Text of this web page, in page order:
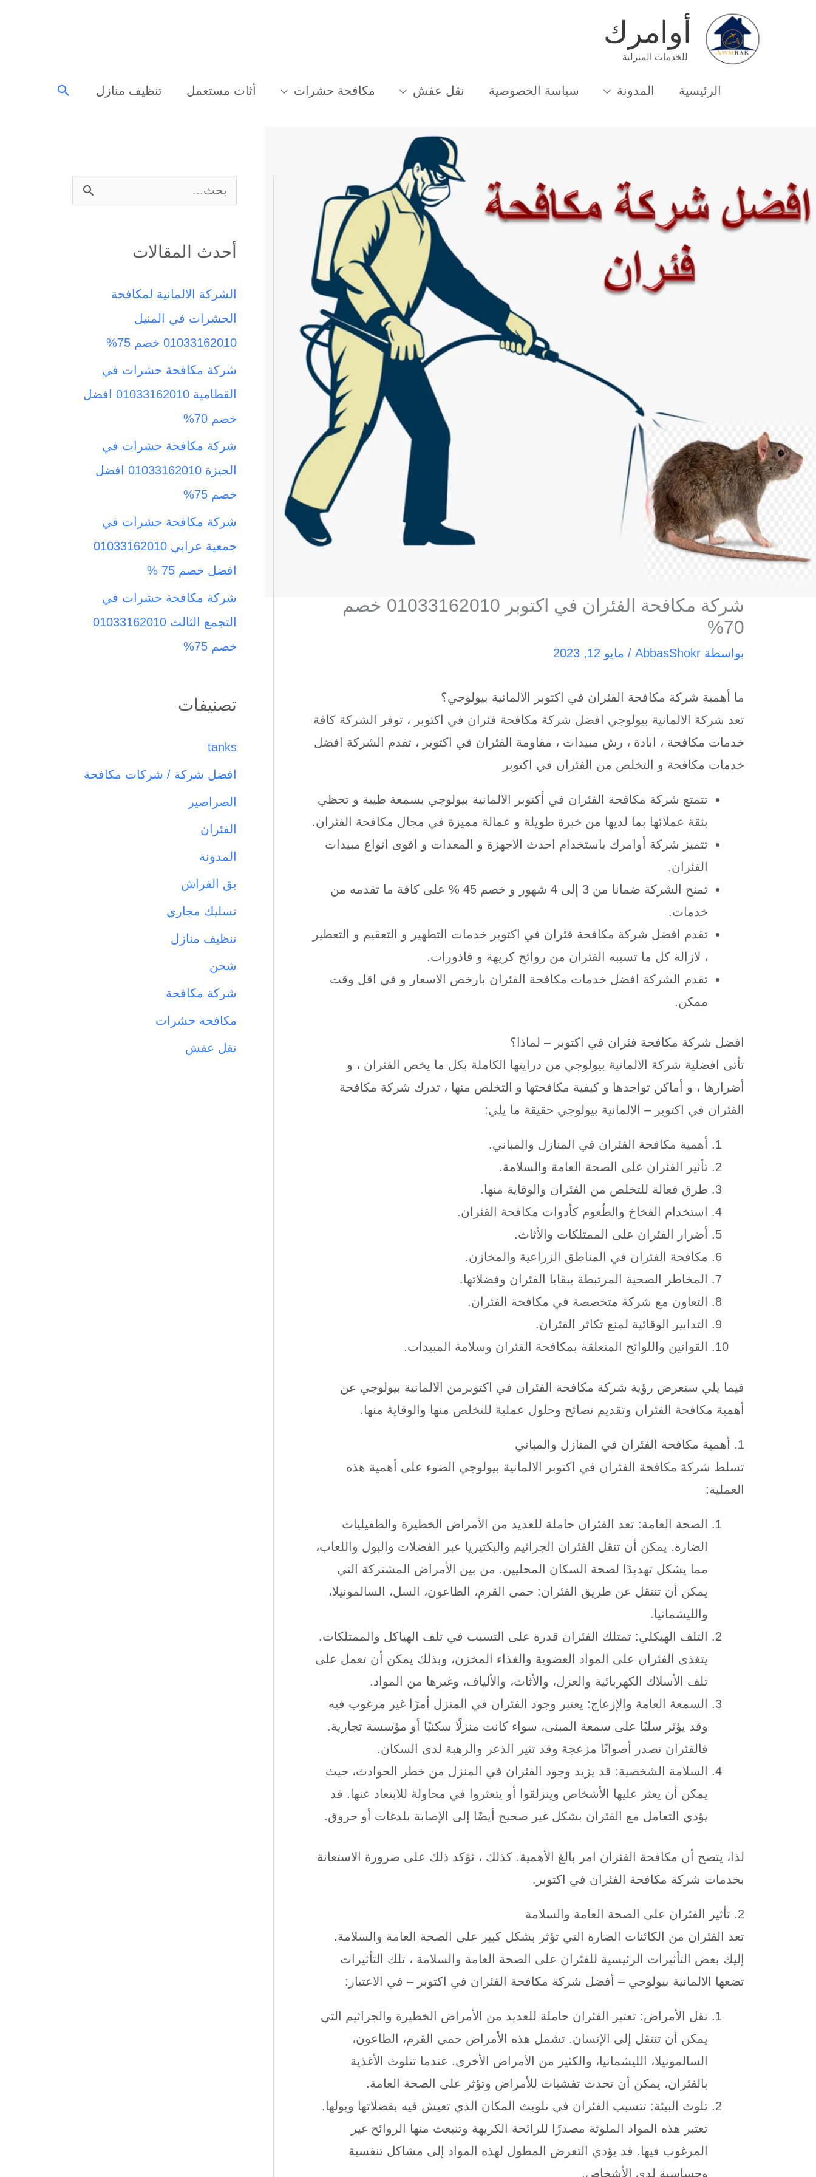
أوامرك
للخدمات المنزلية
الرئيسية المدونة سياسة الخصوصية نقل عفش مكافحة حشرات أثاث مستعمل تنظيف منازل البحث
الرئيسية
شركة مكافحة
شركة مكافحة الفئران في اكتوبر 01033162010 خصم 70%
شركة مكافحة الفئران في اكتوبر 01033162010 خصم
70%
بواسطة AbbasShokr
/ مايو 12, 2023
ما أهمية شركة مكافحة الفئران في اكتوبر الالمانية بيولوجي؟
تعد شركة الالمانية بيولوجي افضل شركة مكافحة فئران في اكتوبر ، توفر الشركة كافة
خدمات مكافحة ، ابادة ، رش مبيدات ، مقاومة الفئران في اكتوبر ، تقدم الشركة افضل
خدمات مكافحة و التخلص من الفئران في اكتوبر
تتمتع شركة مكافحة الفئران في أكتوبر الالمانية بيولوجي بسمعة طيبة و تحظي
بثقة عملائها بما لديها من خبرة طويلة و عمالة مميزة في مجال مكافحة الفئران.
تتميز شركة أوامرك باستخدام احدث الاجهزة و المعدات و اقوى انواع مبيدات
الفئران.
تمنح الشركة ضمانا من 3 إلى 4 شهور و خصم 45 % على كافة ما تقدمه من
خدمات.
تقدم افضل شركة مكافحة فئران في اكتوبر خدمات التطهير و التعقيم و التعطير
، لازالة كل ما تسببه الفئران من روائح كريهة و قاذورات.
تقدم الشركة افضل خدمات مكافحة الفئران بارخص الاسعار و في اقل وقت
ممكن.
افضل شركة مكافحة فئران في اكتوبر – لماذا؟
تأتى افضلية شركة الالمانية بيولوجي من درايتها الكاملة بكل ما يخص الفئران ، و
أضرارها ، و أماكن تواجدها و كيفية مكافحتها و التخلص منها ، تدرك شركة مكافحة
الفئران في اكتوبر – الالمانية بيولوجي حقيقة ما يلي:
أهمية مكافحة الفئران في المنازل والمباني.
تأثير الفئران على الصحة العامة والسلامة.
طرق فعالة للتخلص من الفئران والوقاية منها.
استخدام الفخاخ والطُعوم كأدوات مكافحة الفئران.
أضرار الفئران على الممتلكات والأثاث.
مكافحة الفئران في المناطق الزراعية والمخازن.
المخاطر الصحية المرتبطة ببقايا الفئران وفضلاتها.
التعاون مع شركة متخصصة في مكافحة الفئران.
التدابير الوقائية لمنع تكاثر الفئران.
القوانين واللوائح المتعلقة بمكافحة الفئران وسلامة المبيدات.
فيما يلي سنعرض رؤية شركة مكافحة الفئران في اكتوبرمن الالمانية بيولوجي عن
أهمية مكافحة الفئران وتقديم نصائح وحلول عملية للتخلص منها والوقاية منها.
1. أهمية مكافحة الفئران في المنازل والمباني
تسلط شركة مكافحة الفئران في اكتوبر الالمانية بيولوجي الضوء على أهمية هذه
العملية:
الصحة العامة: تعد الفئران حاملة للعديد من الأمراض الخطيرة والطفيليات
الضارة. يمكن أن تنقل الفئران الجراثيم والبكتيريا عبر الفضلات والبول واللعاب،
مما يشكل تهديدًا لصحة السكان المحليين. من بين الأمراض المشتركة التي
يمكن أن تنتقل عن طريق الفئران: حمى القرم، الطاعون، السل، السالمونيلا،
والليشمانيا.
التلف الهيكلي: تمتلك الفئران قدرة على التسبب في تلف الهياكل والممتلكات.
يتغذى الفئران على المواد العضوية والغذاء المخزن، وبذلك يمكن أن تعمل على
تلف الأسلاك الكهربائية والعزل، والأثاث، والألياف، وغيرها من المواد.
السمعة العامة والإزعاج: يعتبر وجود الفئران في المنزل أمرًا غير مرغوب فيه
وقد يؤثر سلبًا على سمعة المبنى، سواء كانت منزلًا سكنيًا أو مؤسسة تجارية.
فالفئران تصدر أصواتًا مزعجة وقد تثير الذعر والرهبة لدى السكان.
السلامة الشخصية: قد يزيد وجود الفئران في المنزل من خطر الحوادث، حيث
يمكن أن يعثر عليها الأشخاص وينزلقوا أو يتعثروا في محاولة للابتعاد عنها. قد
يؤدي التعامل مع الفئران بشكل غير صحيح أيضًا إلى الإصابة بلدغات أو حروق.
لذا، يتضح أن مكافحة الفئران امر بالغ الأهمية. كذلك ، ئؤكد ذلك على ضرورة الاستعانة
بخدمات شركة مكافحة الفئران في اكتوبر.
2. تأثير الفئران على الصحة العامة والسلامة
تعد الفئران من الكائنات الضارة التي تؤثر بشكل كبير على الصحة العامة والسلامة.
إليك بعض التأثيرات الرئيسية للفئران على الصحة العامة والسلامة ، تلك التأثيرات
تضعها الالمانية بيولوجي – أفضل شركة مكافحة الفئران في اكتوبر – في الاعتبار:
نقل الأمراض: تعتبر الفئران حاملة للعديد من الأمراض الخطيرة والجراثيم التي
يمكن أن تنتقل إلى الإنسان. تشمل هذه الأمراض حمى القرم، الطاعون،
السالمونيلا، الليشمانيا، والكثير من الأمراض الأخرى. عندما تتلوث الأغذية
بالفئران، يمكن أن تحدث تفشيات للأمراض وتؤثر على الصحة العامة.
تلوث البيئة: تتسبب الفئران في تلويث المكان الذي تعيش فيه بفضلاتها وبولها.
تعتبر هذه المواد الملوثة مصدرًا للرائحة الكريهة وتنبعث منها الروائح غير
المرغوب فيها. قد يؤدي التعرض المطول لهذه المواد إلى مشاكل تنفسية
وحساسية لدى الأشخاص.
ب
ث
ع
ن
أحدث المقالات
الشركة الالمانية لمكافحة
الحشرات في المنيل
01033162010 خصم 75%
شركة مكافحة حشرات في
القطامية 01033162010 افضل
خصم 70%
شركة مكافحة حشرات في
الجيزة 01033162010 افضل
خصم 75%
شركة مكافحة حشرات في
جمعية عرابي 01033162010
افضل خصم 75 %
شركة مكافحة حشرات في
التجمع الثالث 01033162010
خصم 75%
تصنيفات
tanks
افضل شركة / شركات مكافحة
الصراصير
الفئران
المدونة
بق الفراش
تسليك مجاري
تنظيف منازل
شحن
شركة مكافحة
مكافحة حشرات
نقل عفش